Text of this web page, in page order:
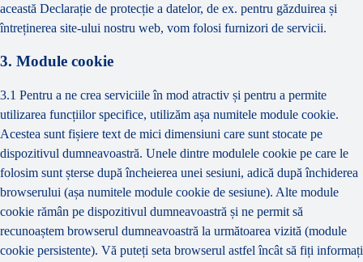
această Declarație de protecție a datelor, de ex. pentru găzduirea și
întreținerea site-ului nostru web, vom folosi furnizori de servicii.
3. Module cookie
3.1 Pentru a ne crea serviciile în mod atractiv și pentru a permite
utilizarea funcțiilor specifice, utilizăm așa numitele module cookie.
Acestea sunt fișiere text de mici dimensiuni care sunt stocate pe
dispozitivul dumneavoastră. Unele dintre modulele cookie pe care le
folosim sunt șterse după încheierea unei sesiuni, adică după închiderea
browserului (așa numitele module cookie de sesiune). Alte module
cookie rămân pe dispozitivul dumneavoastră și ne permit să
recunoaștem browserul dumneavoastră la următoarea vizită (module
cookie persistente). Vă puteți seta browserul astfel încât să fiți informați